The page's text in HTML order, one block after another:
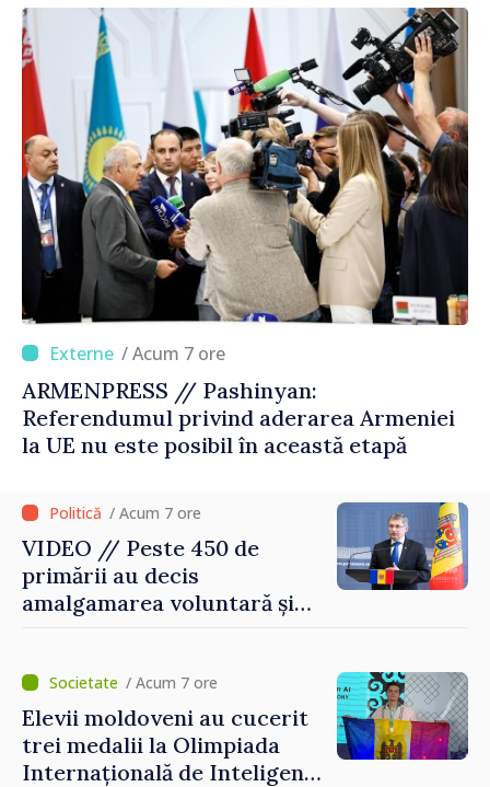
corectă”
/ Acum 7 ore
ARMENPRESS // Pashinyan:
Referendumul privind aderarea Armeniei
la UE nu este posibil în această etapă
/ Acum 7 ore
VIDEO // Peste 450 de
primării au decis
amalgamarea voluntară și
Grosu: „Este important să
depășim blocajele și să dăm o
șansă localităților să se
dezvolte”
/ Acum 7 ore
Elevii moldoveni au cucerit
trei medalii la Olimpiada
Internațională de Inteligență